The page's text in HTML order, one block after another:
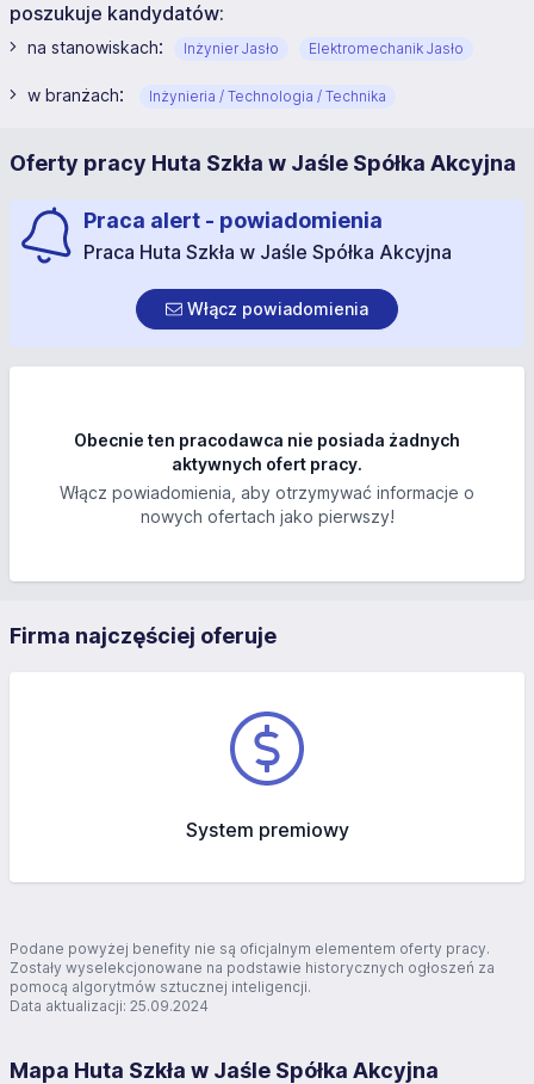
poszukuje kandydatów:
na stanowiskach: Inżynier Jasło Elektromechanik Jasło
w branżach: Inżynieria / Technologia / Technika
Oferty pracy Huta Szkła w Jaśle Spółka Akcyjna
Praca alert - powiadomienia
Praca Huta Szkła w Jaśle Spółka Akcyjna
Włącz powiadomienia
Obecnie ten pracodawca nie posiada żadnych
aktywnych ofert pracy.
Włącz powiadomienia, aby otrzymywać informacje o
nowych ofertach jako pierwszy!
Firma najczęściej oferuje
System premiowy
Podane powyżej benefity nie są oficjalnym elementem oferty pracy.
Zostały wyselekcjonowane na podstawie historycznych ogłoszeń za
pomocą algorytmów sztucznej inteligencji.
Data aktualizacji: 25.09.2024
Mapa Huta Szkła w Jaśle Spółka Akcyjna